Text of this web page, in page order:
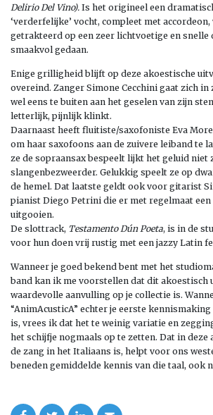
Delirio Del Vino). Is het origineel een
‘verderfelijke’ vocht, compleet met
getrakteerd op een zeer lichtvoetige en snelle
smaakvol gedaan.
Enige grilligheid blijft op deze akoestische
overeind. Zanger Simone Cecchini gaat zich
wel eens te buiten aan het geselen van zijn
letterlijk, pijnlijk klinkt.
Daarnaast heeft fluitiste/saxofoniste Eva
om haar saxofoons aan de zuivere leiband te
ze de sopraansax bespeelt lijkt het geluid niet
slangenbezweerder. Gelukkig speelt ze op
de hemel. Dat laatste geldt ook voor gitarist
pianist Diego Petrini die er met regelmaat
uitgooien.
De slottrack, Testamento Dún Poeta, is in de
voor hun doen vrij rustig met een jazzy Latin
Wanneer je goed bekend bent met het
band kan ik me voorstellen dat dit akoestisch
waardevolle aanvulling op je collectie is.
“AnimAcusticA” echter je eerste
is, vrees ik dat het te weinig variatie en
het schijfje nogmaals op te zetten. Dat in deze
de zang in het Italiaans is, helpt voor ons
beneden gemiddelde kennis van die taal, ook